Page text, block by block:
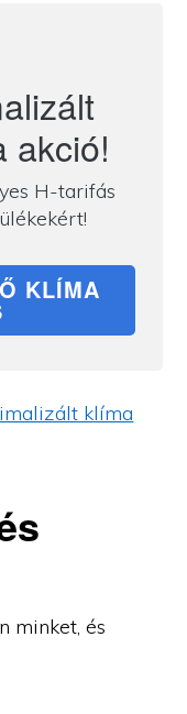
akció!
H-tarifás
KLÍMA
klíma
minket, és